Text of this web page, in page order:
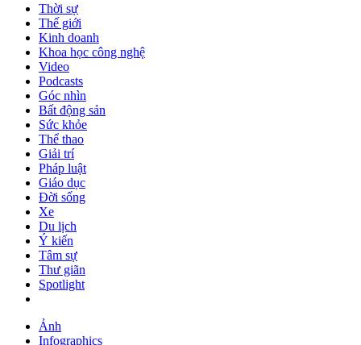
Thời sự
Thế giới
Kinh doanh
Khoa học công nghệ
Video
Podcasts
Góc nhìn
Bất động sản
Sức khỏe
Thể thao
Giải trí
Pháp luật
Giáo dục
Đời sống
Xe
Du lịch
Ý kiến
Tâm sự
Thư giãn
Spotlight
Ảnh
Infographics